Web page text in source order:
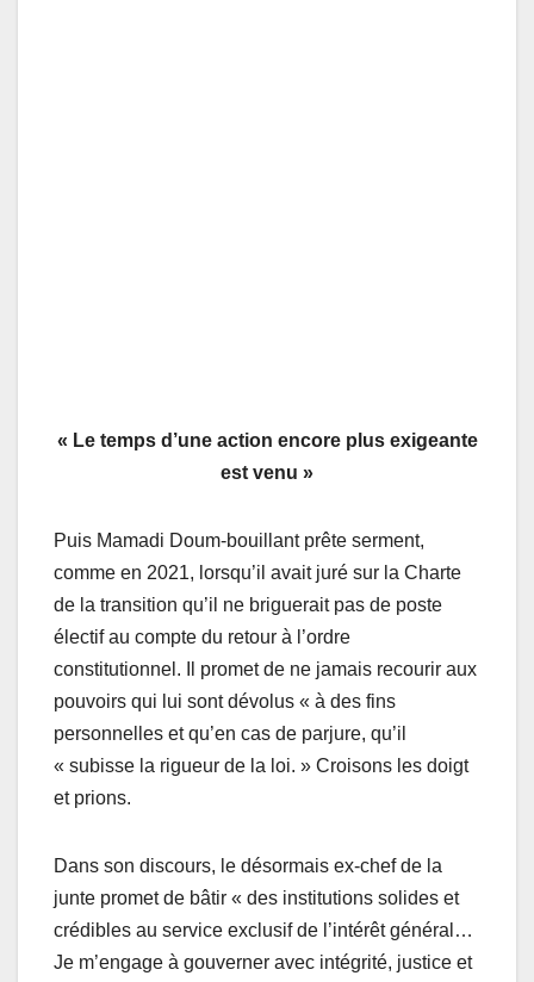
« Le temps d’une action encore plus exigeante
est venu »
Puis Mamadi Doum-bouillant prête serment,
comme en 2021, lorsqu’il avait juré sur la Charte
de la transition qu’il ne briguerait pas de poste
électif au compte du retour à l’ordre
constitutionnel. Il promet de ne jamais recourir aux
pouvoirs qui lui sont dévolus « à des fins
personnelles et qu’en cas de parjure, qu’il
« subisse la rigueur de la loi. » Croisons les doigt
et prions.
Dans son discours, le désormais ex-chef de la
junte promet de bâtir « des institutions solides et
crédibles au service exclusif de l’intérêt général…
Je m’engage à gouverner avec intégrité, justice et